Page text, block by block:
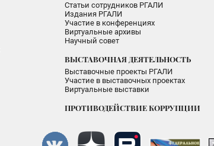
Статьи сотрудников РГАЛИ
Издания РГАЛИ
Участие в конференциях
Виртуальные архивы
Научный совет
ВЫСТАВОЧНАЯ ДЕЯТЕЛЬНОСТЬ
Выставочные проекты РГАЛИ
Участие в выставочных проектах
Виртуальные выставки
ПРОТИВОДЕЙСТВИЕ КОРРУПЦИИ